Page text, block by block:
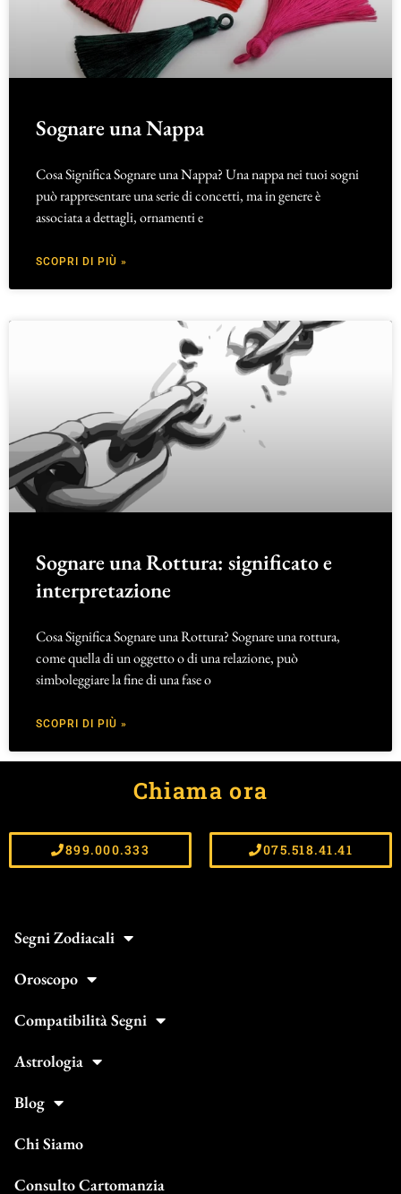
Sognare una Nappa
Cosa Significa Sognare una Nappa? Una nappa nei tuoi sogni
può rappresentare una serie di concetti, ma in genere è
associata a dettagli, ornamenti e
SCOPRI DI PIÙ »
Sognare una Rottura: significato e
interpretazione
Cosa Significa Sognare una Rottura? Sognare una rottura,
come quella di un oggetto o di una relazione, può
simboleggiare la fine di una fase o
SCOPRI DI PIÙ »
Chiama ora
899.000.333 075.518.41.41
Segni Zodiacali
Oroscopo
Compatibilità Segni
Astrologia
Blog
Chi Siamo
Consulto Cartomanzia